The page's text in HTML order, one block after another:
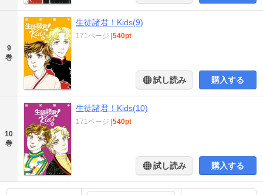
9
巻
生徒諸君！Kids(9)
171ページ 540pt
試し読み 購入する
10
巻
生徒諸君！Kids(10)
171ページ 540pt
試し読み 購入する